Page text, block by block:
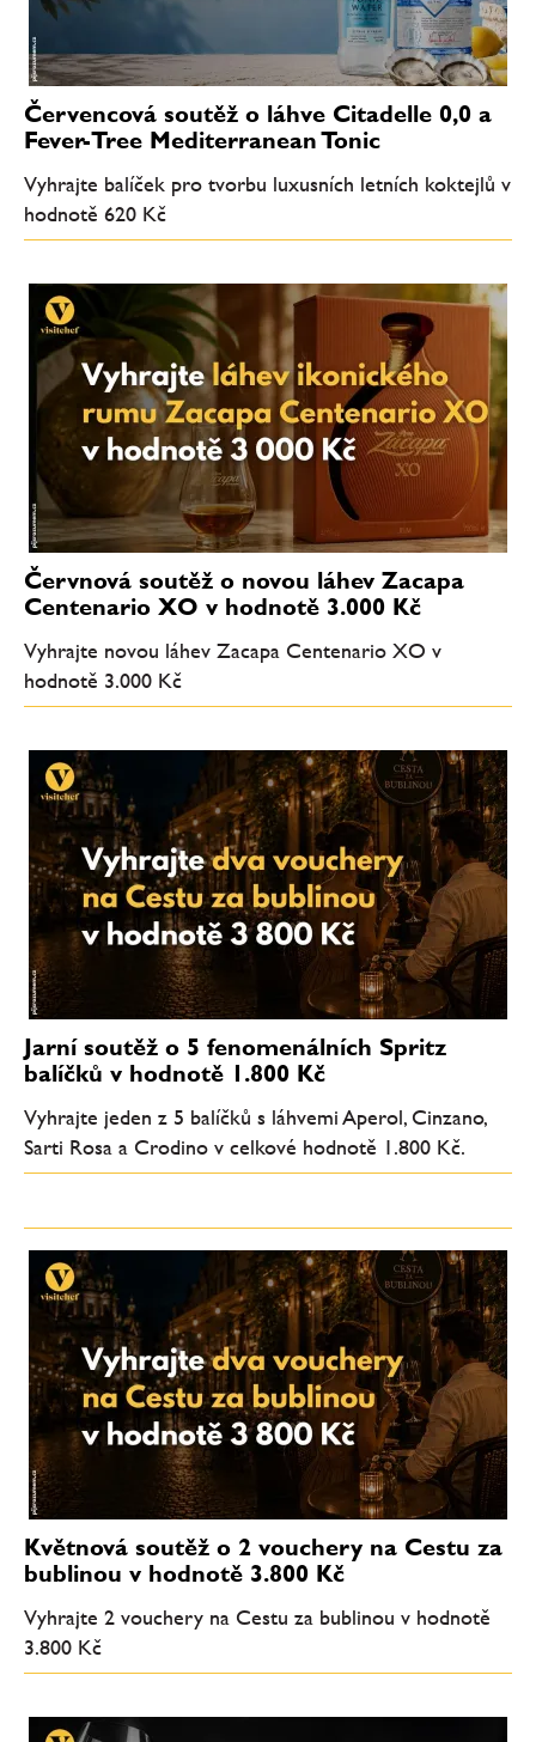
Červencová soutěž o láhve Citadelle 0,0 a
Fever-Tree Mediterranean Tonic
Vyhrajte balíček pro tvorbu luxusních letních koktejlů v
hodnotě 620 Kč
Červnová soutěž o novou láhev Zacapa
Centenario XO v hodnotě 3.000 Kč
Vyhrajte novou láhev Zacapa Centenario XO v
hodnotě 3.000 Kč
Jarní soutěž o 5 fenomenálních Spritz
balíčků v hodnotě 1.800 Kč
Vyhrajte jeden z 5 balíčků s láhvemi Aperol, Cinzano,
Sarti Rosa a Crodino v celkové hodnotě 1.800 Kč.
Květnová soutěž o 2 vouchery na Cestu za
bublinou v hodnotě 3.800 Kč
Vyhrajte 2 vouchery na Cestu za bublinou v hodnotě
3.800 Kč